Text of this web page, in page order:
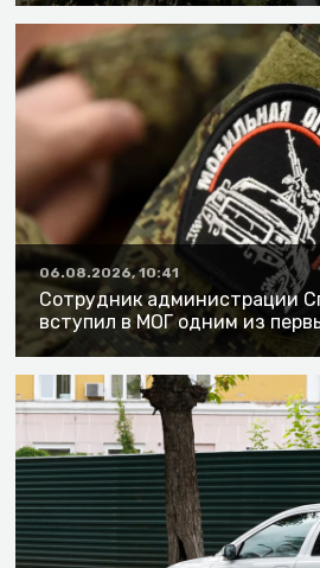
06.08.2026, 10:41
Сотрудник администрации
вступил в МОГ одним из